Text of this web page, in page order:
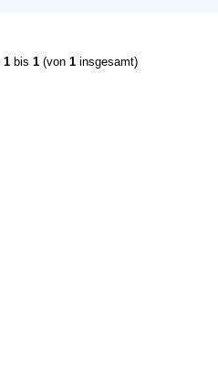
1 bis 1 (von 1 insgesamt)